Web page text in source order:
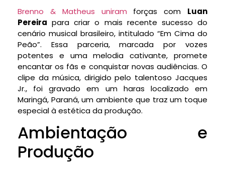
Brenno & Matheus uniram forças com Luan
Pereira para criar o mais recente sucesso do
cenário musical brasileiro, intitulado “Em Cima do
Peão”. Essa parceria, marcada por vozes
potentes e uma melodia cativante, promete
encantar os fãs e conquistar novas audiências. O
clipe da música, dirigido pelo talentoso Jacques
Jr., foi gravado em um haras localizado em
Maringá, Paraná, um ambiente que traz um toque
especial à estética da produção.
Ambientação e
Produção